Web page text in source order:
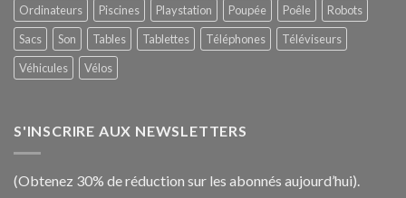
Ordinateurs
Piscines Playstation Poupée Poêle
Robots
Sacs
Son Tables Tablettes Téléphones
Téléviseurs
Véhicules
Vélos
S'INSCRIRE AUX NEWSLETTERS
(Obtenez 30% de réduction sur les abonnés aujourd’hui).